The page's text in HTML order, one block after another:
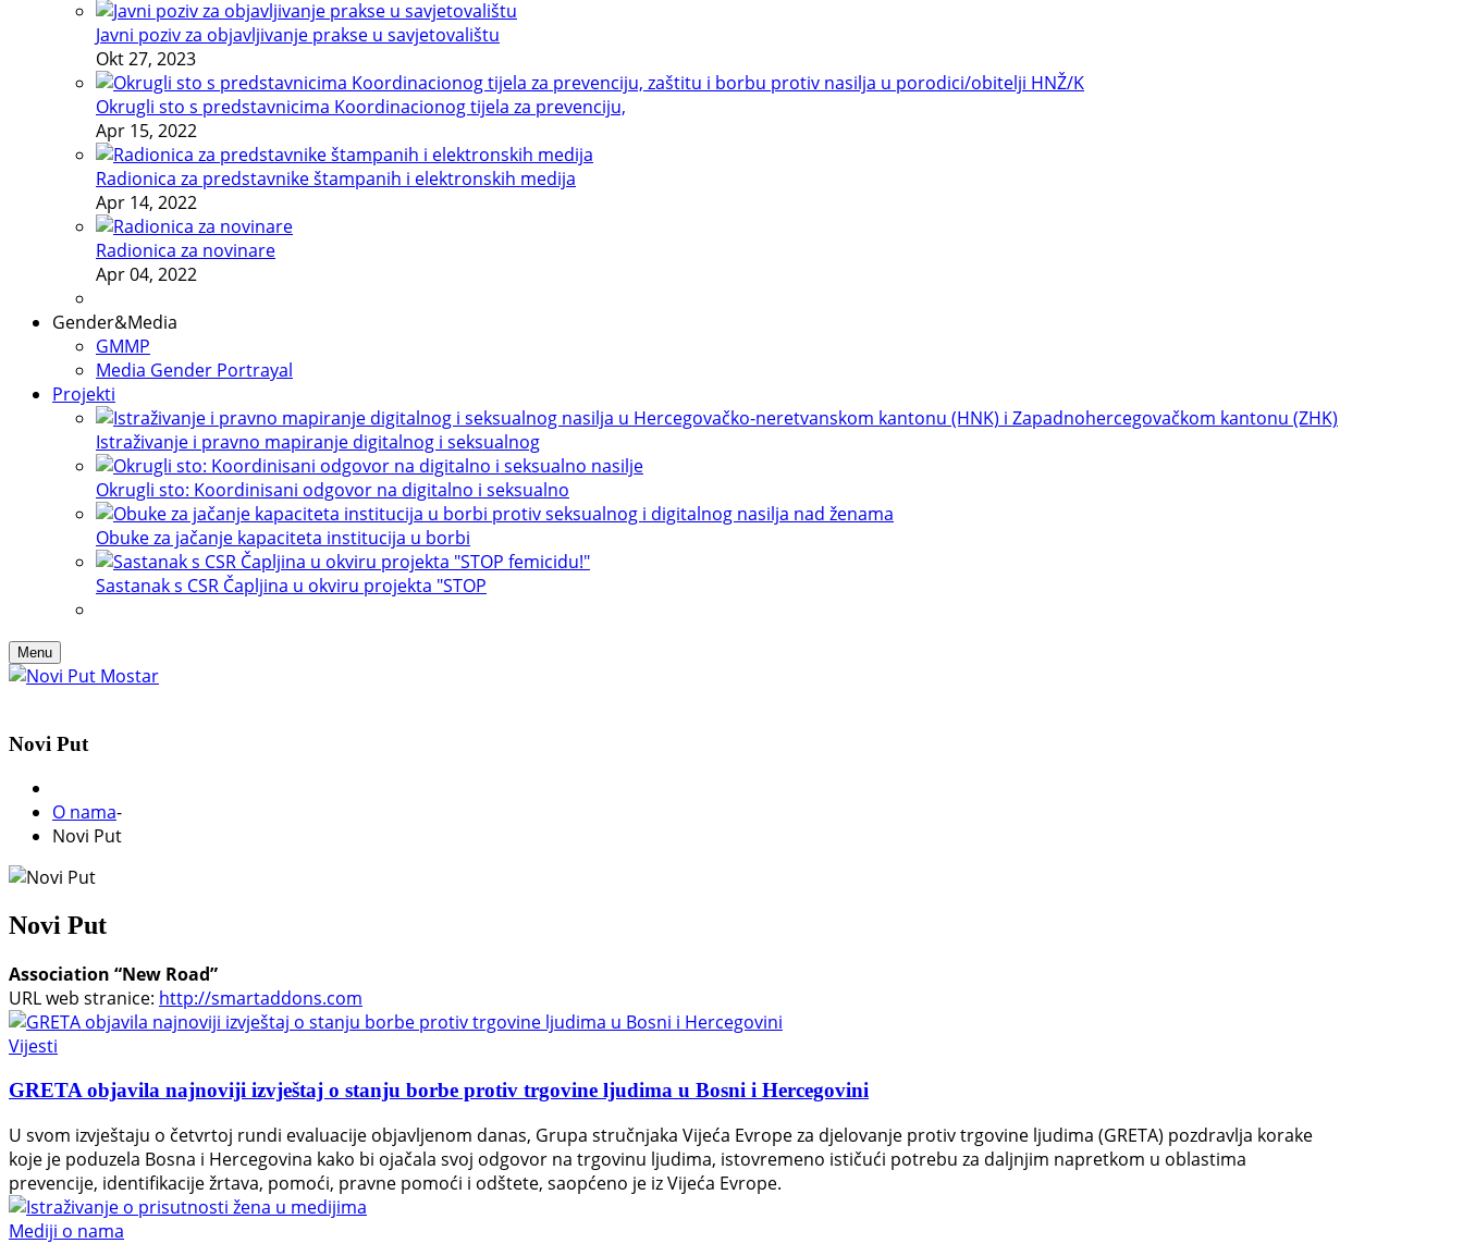
Javni poziv za objavljivanje prakse u savjetovalištu
Okt 27, 2023
Okrugli sto s predstavnicima Koordinacionog tijela za prevenciju,
Apr 15, 2022
Radionica za predstavnike štampanih i elektronskih medija
Apr 14, 2022
Radionica za novinare
Apr 04, 2022
Gender&Media
GMMP
Media Gender Portrayal
Projekti
Istraživanje i pravno mapiranje digitalnog i seksualnog
Okrugli sto: Koordinisani odgovor na digitalno i seksualno
Obuke za jačanje kapaciteta institucija u borbi
Sastanak s CSR Čapljina u okviru projekta "STOP
Menu
Novi Put
O nama-
Novi Put
Novi Put
Association “New Road”
URL web stranice: http://smartaddons.com
Vijesti
GRETA objavila najnoviji izvještaj o stanju borbe protiv trgovine ljudima u Bosni i Hercegovini
U svom izvještaju o četvrtoj rundi evaluacije objavljenom danas, Grupa stručnjaka Vijeća Evrope za djelovanje protiv trgovine ljudima (GRETA) pozdravlja korake
koje je poduzela Bosna i Hercegovina kako bi ojačala svoj odgovor na trgovinu ljudima, istovremeno ističući potrebu za daljnjim napretkom u oblastima
prevencije, identifikacije žrtava, pomoći, pravne pomoći i odštete, saopćeno je iz Vijeća Evrope.
Mediji o nama